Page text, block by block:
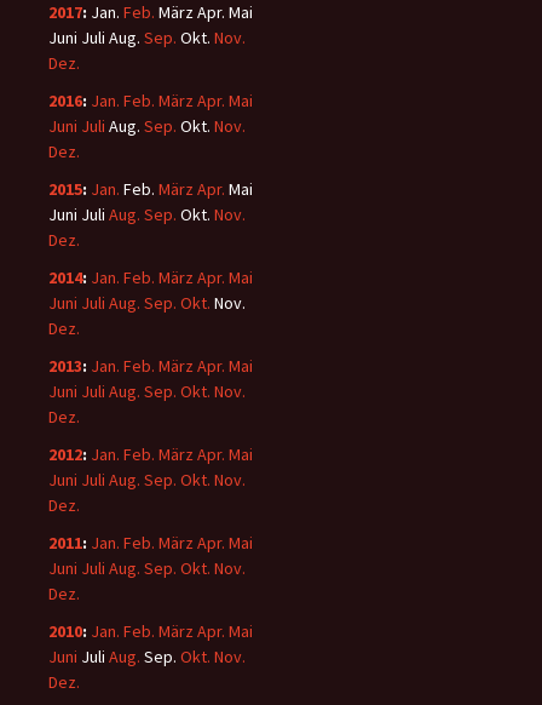
2017: Jan. Feb. MärzApr. Mai
Juni Juli Aug. Sep. Okt. Nov.
Dez.
2016: Jan. Feb. März Apr. Mai
Juni Juli Aug. Sep. Okt. Nov.
Dez.
2015: Jan. Feb. März Apr. Mai
Juni Juli Aug. Sep. Okt. Nov.
Dez.
2014: Jan. Feb. März Apr. Mai
Juni Juli Aug. Sep. Okt. Nov.
Dez.
2013: Jan. Feb. März Apr. Mai
Juni Juli Aug. Sep. Okt. Nov.
Dez.
2012: Jan. Feb. März Apr. Mai
Juni Juli Aug. Sep. Okt. Nov.
Dez.
2011: Jan. Feb. März Apr. Mai
Juni Juli Aug. Sep. Okt. Nov.
Dez.
2010: Jan. Feb. März Apr. Mai
Juni Juli Aug. Sep. Okt. Nov.
Dez.